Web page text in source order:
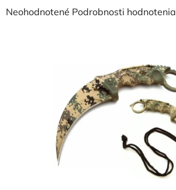
Priemerné
Neohodnotené Podrobnosti hodnotenia